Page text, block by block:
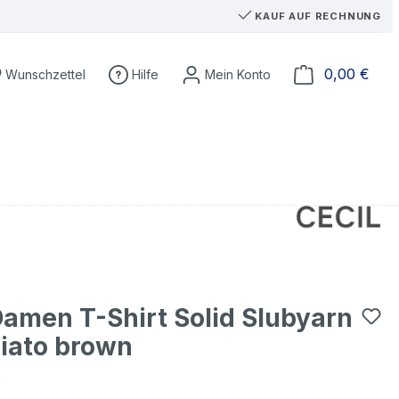
KAUF AUF RECHNUNG
Du hast 0 Produkte auf dem Merkzettel
Wunschzettel Hilfe 0,00 €
T-Shirt Solid Slubyarn
brown